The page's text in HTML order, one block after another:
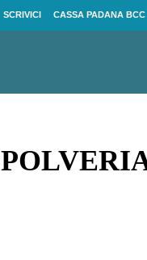
SCRIVICI CASSA PADANA BCC